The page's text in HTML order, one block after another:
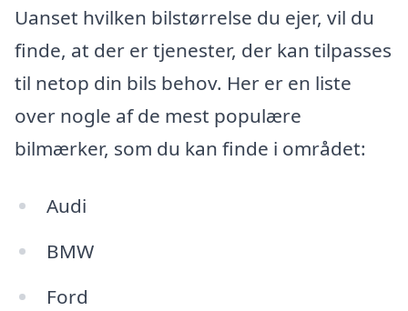
Uanset hvilken bilstørrelse du ejer, vil du
finde, at der er tjenester, der kan tilpasses
til netop din bils behov. Her er en liste
over nogle af de mest populære
bilmærker, som du kan finde i området:
Audi
BMW
Ford